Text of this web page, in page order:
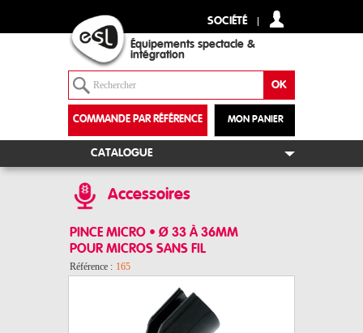
SOCIÉTÉ
Équipements spectacle &
intégration
MON PANIER
COMMANDE PAR RÉFÉRENCE
+
CATALOGUE
Accessoires
PINCE MICRO • Ø 33 À 36MM
POUR MICROS SANS FIL
Référence : 165